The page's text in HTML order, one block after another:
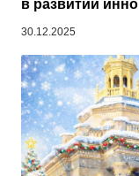
в развитии
30.12.2025